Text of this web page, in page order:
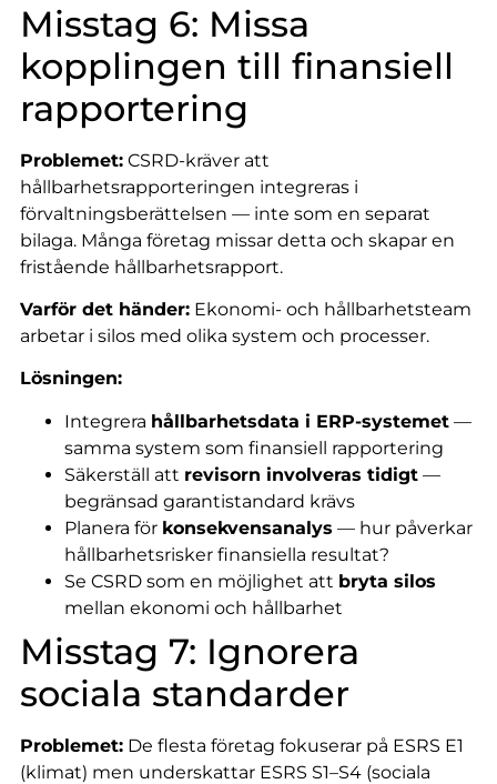
Misstag 6: Missa
kopplingen till finansiell
rapportering
Problemet: CSRD-kräver att
hållbarhetsrapporteringen integreras i
förvaltningsberättelsen — inte som en separat
bilaga. Många företag missar detta och skapar en
fristående hållbarhetsrapport.
Varför det händer: Ekonomi- och hållbarhetsteam
arbetar i silos med olika system och processer.
Lösningen:
Integrera hållbarhetsdata i ERP-systemet —
samma system som finansiell rapportering
Säkerställ att revisorn involveras tidigt —
begränsad garantistandard krävs
Planera för konsekvensanalys — hur påverkar
hållbarhetsrisker finansiella resultat?
Se CSRD som en möjlighet att bryta silos
mellan ekonomi och hållbarhet
Misstag 7: Ignorera
sociala standarder
Problemet: De flesta företag fokuserar på ESRS E1
(klimat) men underskattar ESRS S1–S4 (sociala